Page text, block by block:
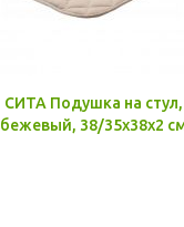
СИТА Подушка на стул,
бежевый, 38/35x38x2